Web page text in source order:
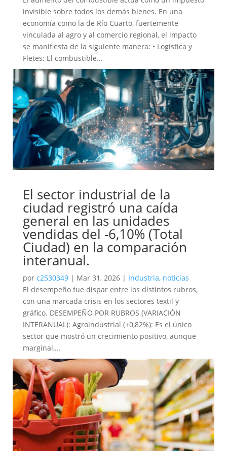
invisible sobre todos los demás bienes. En una
economía como la de Río Cuarto, fuertemente
vinculada al agro y al comercio regional, el impacto
se manifiesta de la siguiente manera: • Logística y
Fletes: El combustible...
El sector industrial de la
ciudad registró una caída
general en las unidades
vendidas del -6,10% (Total
Ciudad) en la comparación
interanual.
por c2530349| Mar 31, 2026| Industria, noticias
El desempeño fue dispar entre los distintos rubros,
con una marcada crisis en los sectores textil y
gráfico. DESEMPEÑO POR RUBROS (VARIACIÓN
INTERANUAL): Agroindustrial (+0,82%): Es el único
sector que mostró un crecimiento positivo, aunque
marginal,...